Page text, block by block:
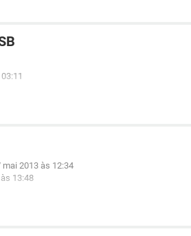
mai 2013 às 12:34
13:48